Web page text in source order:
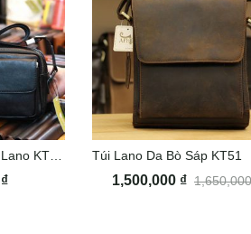
₫
Túi Lano Da Bò Sáp KT51
1,500,000 ₫